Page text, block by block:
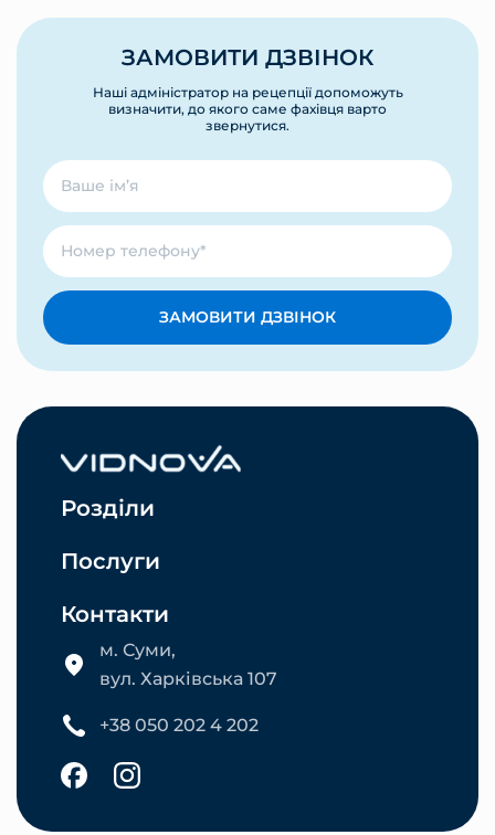
ЗАМОВИТИ ДЗВІНОК
Наші адміністратор на рецепції допоможуть
визначити, до якого саме фахівця варто
звернутися.
ЗАМОВИТИ ДЗВІНОК
Розділи
Послуги
Контакти
м. Суми,
вул. Харківська 107
+38 050 202 4 202